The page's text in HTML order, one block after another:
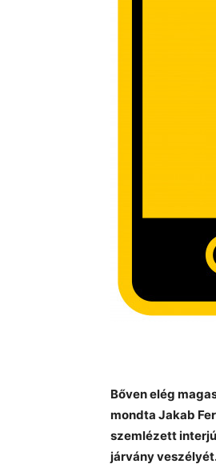
Bőven elég
mondta Jakab
szemlézett
járvány